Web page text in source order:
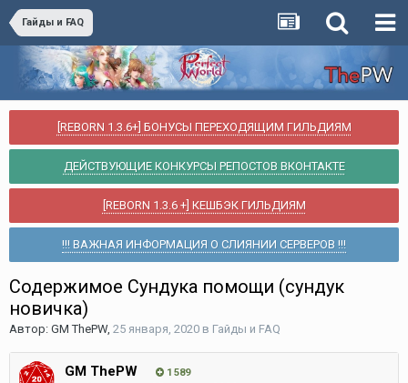
Гайды и FAQ
[REBORN 1.3.6+] БОНУСЫ ПЕРЕХОДЯЩИМ ГИЛЬДИЯМ
ДЕЙСТВУЮЩИЕ КОНКУРСЫ РЕПОСТОВ ВКОНТАКТЕ
[REBORN 1.3.6 +] КЕШБЭК ГИЛЬДИЯМ
!!! ВАЖНАЯ ИНФОРМАЦИЯ О СЛИЯНИИ СЕРВЕРОВ !!!
Содержимое Сундука помощи (сундук
новичка)
Автор: GM ThePW, 25 января, 2020 в Гайды и FAQ
GM ThePW 1 589